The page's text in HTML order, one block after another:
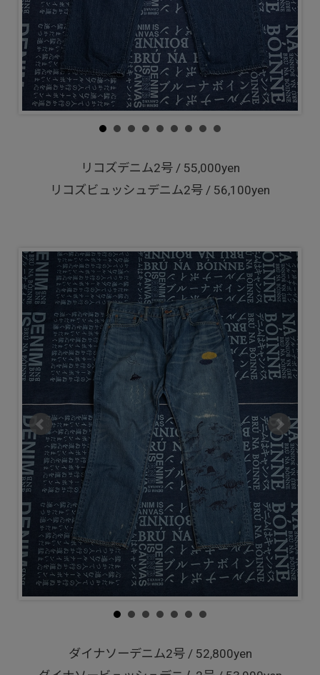
リコズデニム2号 / 55,000yen
リコズビュッシュデニム2号 / 56,100yen
ダイナソーデニム2号 / 52,800yen